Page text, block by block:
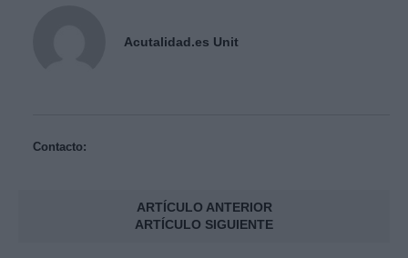
Acutalidad.es Unit
Contacto:
ARTÍCULO ANTERIOR
ARTÍCULO SIGUIENTE